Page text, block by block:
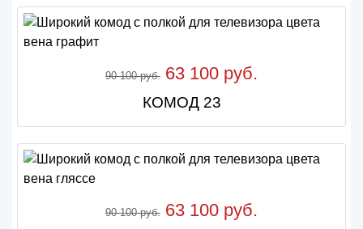
90 100 руб. 63 100 руб.
КОМОД 23
90 100 руб. 63 100 руб.